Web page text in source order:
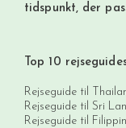
tidspunkt, der
Top 10
Rejseguide til
Rejseguide til Sri
Rejseguide til